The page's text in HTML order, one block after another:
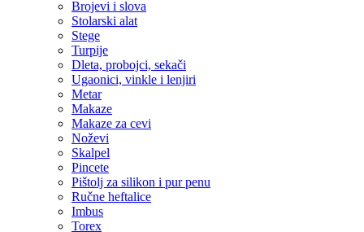
Brojevi i slova
Stolarski alat
Stege
Turpije
Dleta, probojci, sekači
Ugaonici, vinkle i lenjiri
Metar
Makaze
Makaze za cevi
Noževi
Skalpel
Pincete
Pištolj za silikon i pur penu
Ručne heftalice
Imbus
Torex